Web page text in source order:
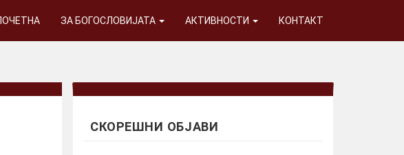
ЗА БОГОСЛОВИЈАТА АКТИВНОСТИ КОНТАКТ
СКОРЕШНИ ОБЈАВИ